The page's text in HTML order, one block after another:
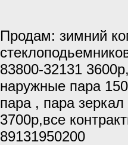
Продам: зимний
83800-32131
наружные пара
пара , пара
3700р,все
89131950200